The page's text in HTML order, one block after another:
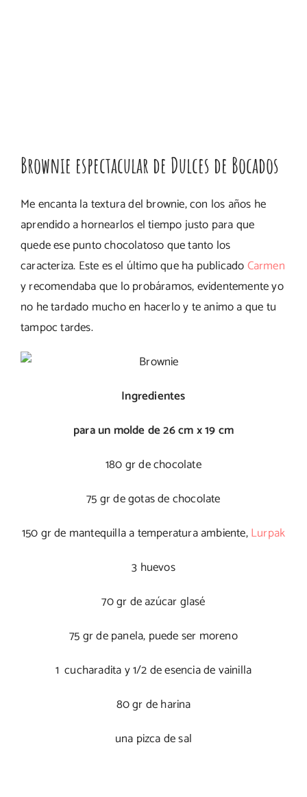
Brownie espectacular de Dulces de Bocados
Me encanta la textura del brownie, con los años he
aprendido a hornearlos el tiempo justo para que
quede ese punto chocolatoso que tanto los
caracteriza. Este es el último que ha publicadoCarmen
y recomendaba que lo probáramos, evidentemente yo
no he tardado mucho en hacerlo y te animo a que tu
tampoc tardes.
Ingredientes
para un molde de 26 cm x 19 cm
180 gr de chocolate
75 gr de gotas de chocolate
150 gr de mantequilla a temperatura ambiente,Lurpak
3 huevos
70 gr de azúcar glasé
75 gr de panela, puede ser moreno
1 cucharadita y 1/2 de esencia de vainilla
80 gr de harina
una pizca de sal